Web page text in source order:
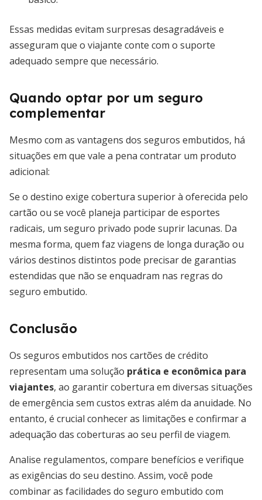
Essas medidas evitam surpresas desagradáveis e
asseguram que o viajante conte com o suporte
adequado sempre que necessário.
Quando optar por um seguro
complementar
Mesmo com as vantagens dos seguros embutidos, há
situações em que vale a pena contratar um produto
adicional:
Se o destino exige cobertura superior à oferecida pelo
cartão ou se você planeja participar de esportes
radicais, um seguro privado pode suprir lacunas. Da
mesma forma, quem faz viagens de longa duração ou
vários destinos distintos pode precisar de garantias
estendidas que não se enquadram nas regras do
seguro embutido.
Conclusão
Os seguros embutidos nos cartões de crédito
representam uma solução prática e econômica para
viajantes, ao garantir cobertura em diversas situações
de emergência sem custos extras além da anuidade. No
entanto, é crucial conhecer as limitações e confirmar a
adequação das coberturas ao seu perfil de viagem.
Analise regulamentos, compare benefícios e verifique
as exigências do seu destino. Assim, você pode
combinar as facilidades do seguro embutido com